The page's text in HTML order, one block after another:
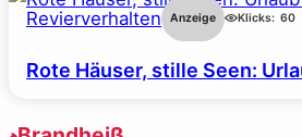
Revierverhalten Anzeige Klicks: 60
Rote Häuser, stille Seen: